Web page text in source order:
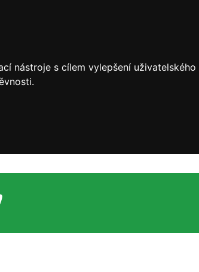
nástroje s cílem vylepšení